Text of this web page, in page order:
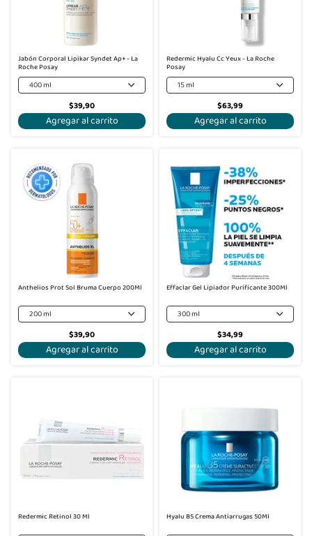
Jabón Corporal Lipikar Syndet Ap+ - La
Roche Posay
400 ml
$39,90
Agregar al carrito
Redermic Hyalu Cc Yeux - La Roche
Posay
15 ml
$63,99
Agregar al carrito
Anthelios Prot Sol Bruma Cuerpo 200Ml
200 ml
$39,90
Agregar al carrito
Effaclar Gel Lipiador Purificante 300Ml
300 ml
$34,99
Agregar al carrito
Redermic Retinol 30 Ml Hyalu B5 Crema Antiarrugas 50Ml